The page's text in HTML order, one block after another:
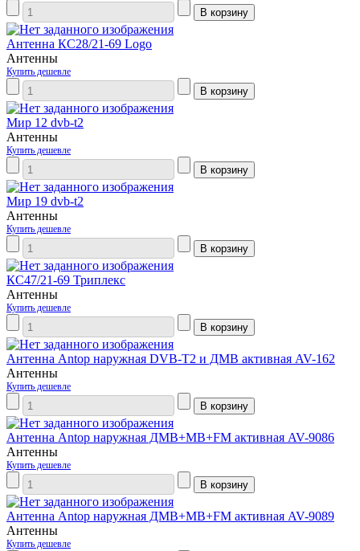
Антенна КС28/21-69 Logo
Антенны
Купить дешевле
Мир 12 dvb-t2
Антенны
Купить дешевле
Мир 19 dvb-t2
Антенны
Купить дешевле
КС47/21-69 Триплекс
Антенны
Купить дешевле
Антенна Antop наружная DVB-T2 и ДМВ активная AV-162
Антенны
Купить дешевле
Антенна Antop наружная ДМВ+МВ+FM активная AV-9086
Антенны
Купить дешевле
Антенна Antop наружная ДМВ+МВ+FM активная AV-9089
Антенны
Купить дешевле